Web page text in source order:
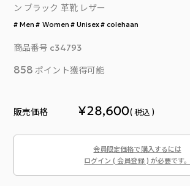
ン ブラック 革靴 レザー
Men Women Unisex colehaan
商品番号 c34793
858 ポイント獲得可能
販売価格 ¥28,600 税込
会員限定価格で購入するには
ログイン ( 会員登録 ) が必要です。